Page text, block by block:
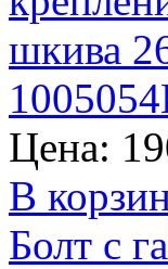
Цена:
В
Болт с